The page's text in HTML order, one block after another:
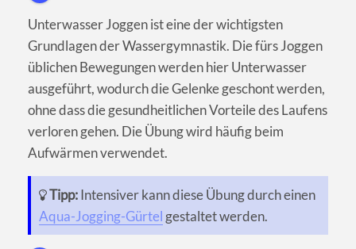
Unterwasser Joggen ist eine der wichtigsten
Grundlagen der Wassergymnastik. Die fürs Joggen
üblichen Bewegungen werden hier Unterwasser
ausgeführt, wodurch die Gelenke geschont werden,
ohne dass die gesundheitlichen Vorteile des Laufens
verloren gehen. Die Übung wird häufig beim
Aufwärmen verwendet.
Tipp:Intensiver kann diese Übung durch einen
Aqua-Jogging-Gürtelgestaltet werden.